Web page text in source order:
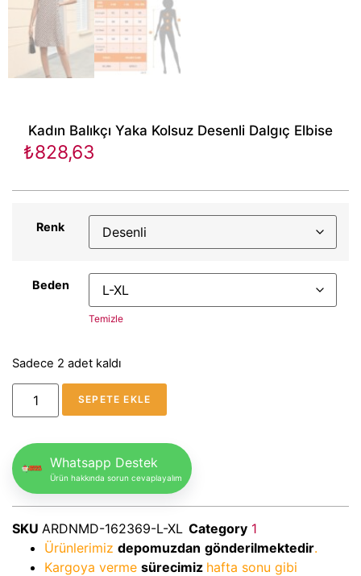
Kadın Balıkçı Yaka Kolsuz Desenli Dalgıç Elbise
₺828,63
Renk
Beden
Temizle
Sadece 2 adet kaldı
SEPETE EKLE
Whatsapp Destek
Ürün hakkında sorun cevaplayalım
SKU ARDNMD-162369-L-XL Category 1
Ürünlerimiz depomuzdan gönderilmektedir.
Kargoya verme sürecimiz hafta sonu gibi